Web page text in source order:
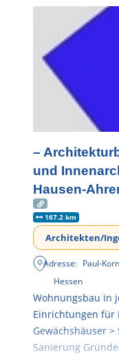
–
und
Hausen-
167.2 km
Architekten/
Adresse: Paul-
Hessen
Wohnungsbau in
Einrichtungen für
Gewächshäuser
Sanierung